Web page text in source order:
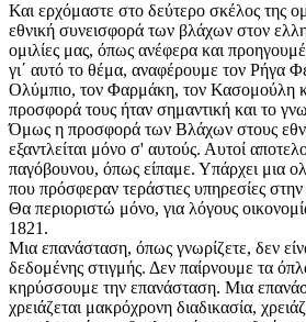
Και ερχόμαστε στο δεύτερο σκέλος της
εθνική συνεισφορά των βλάχων στον
ομιλίες μας, όπως ανέφερα και
γι΄ αυτό το θέμα, αναφέρουμε τον Ρήγα
Ολύμπιο, τον Φαρμάκη, τον Κασομούλη
προσφορά τους ήταν σημαντική και το
Όμως η προσφορά των Βλάχων στους
εξαντλείται μόνο σ' αυτούς. Αυτοί
παγόβουνου, όπως είπαμε. Υπάρχει μια
που πρόσφεραν τεράστιες υπηρεσίες
Θα περιοριστώ μόνο, για λόγους
1821.
Μια επανάσταση, όπως γνωρίζετε, δεν
δεδομένης στιγμής. Δεν παίρνουμε τα
κηρύσσουμε την επανάσταση. Μια
χρειάζεται μακρόχρονη διαδικασία,